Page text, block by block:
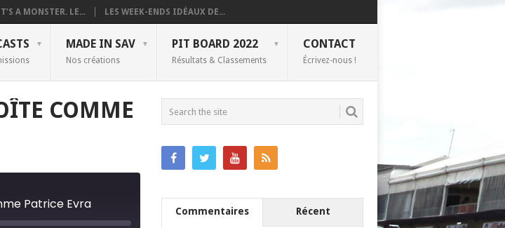
A MONSTER. LE... LES WEEK-ENDS IDÉAUX DE...
MADE IN SAV
Nos créations
PIT BOARD 2022
Résultats & Classements
CONTACT
Écrivez-nous !
COMME
Patrice Evra Commentaires Récent